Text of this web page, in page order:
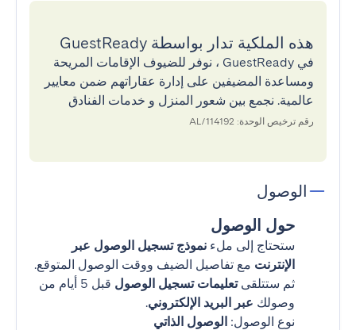
هذه الملكية تدار بواسطة GuestReady
في GuestReady ، نوفر للضيوف الإقامات المريحة
ومساعدة المضيفين على إدارة عقاراتهم ضمن معايير
عالمية. نجمع بين شعور المنزل و خدمات الفنادق
رقم ترخيص الوحدة: 114192/AL
الوصول
حول الوصول
ستحتاج إلى ملء نموذج تسجيل الوصول عبر
الإنترنت مع تفاصيل الضيف ووقت الوصول المتوقع.
ثم ستتلقىتعليمات تسجيل الوصول
قبل 5 أيام من
وصولك عبر البريد الإلكتروني.
نوع الوصول: الوصول الذاتي